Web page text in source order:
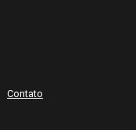
Contato